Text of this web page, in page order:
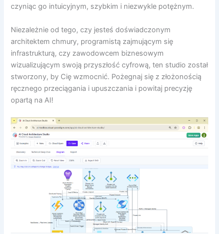
czyniąc go intuicyjnym, szybkim i niezwykle potężnym.
Niezależnie od tego, czy jesteś doświadczonym
architektem chmury, programistą zajmującym się
infrastrukturą, czy zawodowcem biznesowym
wizualizującym swoją przyszłość cyfrową, ten studio został
stworzony, by Cię wzmocnić. Pożegnaj się z złożonością
ręcznego przeciągania i upuszczania i powitaj precyzję
opartą na AI!